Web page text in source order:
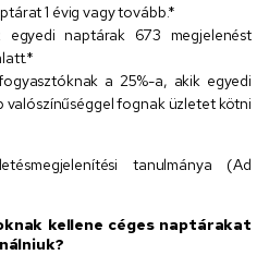
1 évig vagy tovább.*
egyedi naptárak 673 megjelenést
a 25%-a, akik egyedi
fognak üzletet kötni
tanulmánya (Ad
kellene céges naptárakat